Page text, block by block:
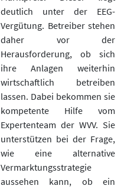
deutlich unter der EEG-
Vergütung. Betreiber stehen
daher vor der
Herausforderung, ob sich
ihre Anlagen weiterhin
wirtschaftlich betreiben
lassen. Dabei bekommen sie
kompetente Hilfe vom
Expertenteam der WVV. Sie
unterstützen bei der Frage,
wie eine alternative
Vermarktungsstrategie
aussehen kann, ob ein